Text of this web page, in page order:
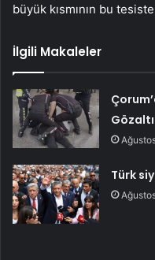
büyük kısmının bu
İlgili Makaleler
Türk